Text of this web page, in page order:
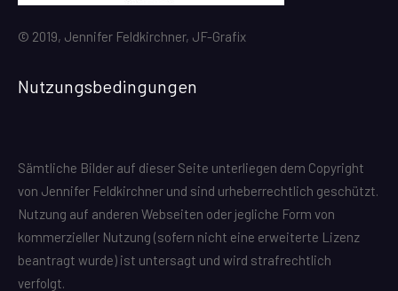
© 2019, Jennifer Feldkirchner, JF-Grafix
Nutzungsbedingungen
Sämtliche Bilder auf dieser Seite unterliegen dem Copyright
von Jennifer Feldkirchner und sind urheberrechtlich geschützt.
Nutzung auf anderen Webseiten oder jegliche Form von
kommerzieller Nutzung (sofern nicht eine erweiterte Lizenz
beantragt wurde) ist untersagt und wird strafrechtlich
verfolgt.